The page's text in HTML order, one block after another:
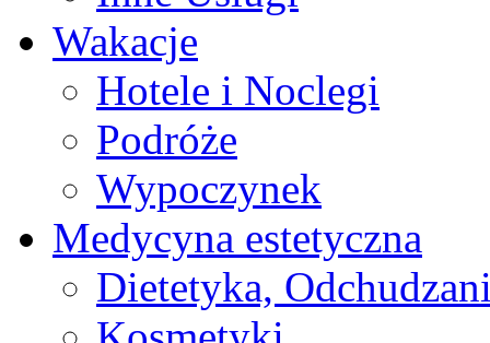
Wakacje
Hotele i Noclegi
Podróże
Wypoczynek
Medycyna estetyczna
Dietetyka,